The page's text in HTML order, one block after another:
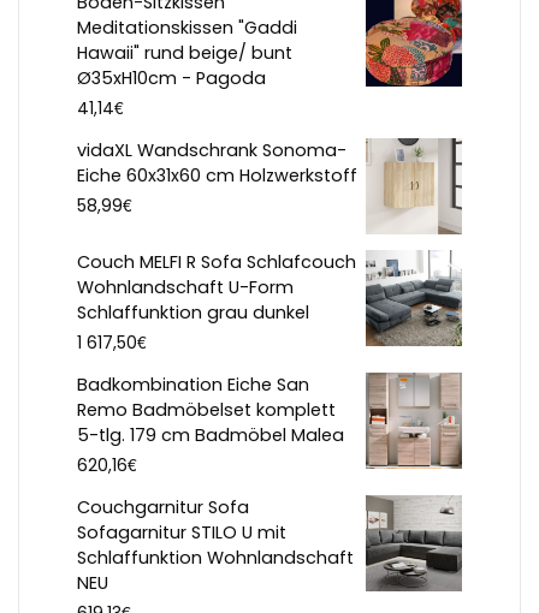
Meditationskissen "Gaddi
Hawaii" rund beige/ bunt
Ø35xH10cm - Pagoda
41,14€
vidaXL Wandschrank Sonoma-
Eiche 60x31x60 cm Holzwerkstoff
58,99€
Couch MELFI R Sofa Schlafcouch
Wohnlandschaft U-Form
Schlaffunktion grau dunkel
1 617,50€
Badkombination Eiche San
Remo Badmöbelset komplett
5-tlg. 179 cm Badmöbel Malea
620,16€
Couchgarnitur Sofa
Sofagarnitur STILO U mit
Schlaffunktion Wohnlandschaft
NEU